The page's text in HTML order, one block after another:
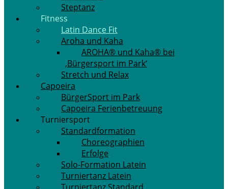
Steptanz
Fitness
Latin Dance Fit
Aroha und Kaha
AROHA® und Kaha® bei
‚Bürgersport im Park‘
Stretch und Relax
Capoeira
BürgerSport im Park
Capoeira Ferienbetreuung
Turniersport
Standardformation
Choreographien
Erfolge
Solo-Formation Latein
Turniertanz Latein